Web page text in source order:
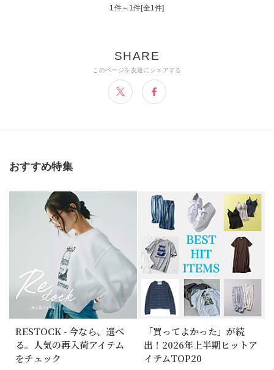
1件～1件[全1件]
おすすめ特集
RESTOCK - 今なら、選べ
る。人気の再入荷アイテム
をチェック
「買ってよかった」が続
出！2026年上半期ヒットア
イテムTOP20